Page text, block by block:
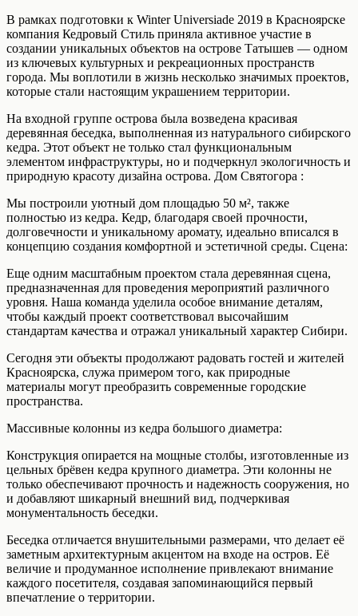
В рамках подготовки к Winter Universiade 2019 в Красноярске
компания Кедровый Стиль приняла активное участие в
создании уникальных объектов на острове Татышев — одном
из ключевых культурных и рекреационных пространств
города. Мы воплотили в жизнь несколько значимых проектов,
которые стали настоящим украшением территории.
На входной группе острова была возведена красивая
деревянная беседка, выполненная из натурального сибирского
кедра. Этот объект не только стал функциональным
элементом инфраструктуры, но и подчеркнул экологичность и
природную красоту дизайна острова. Дом Святогора :
Мы построили уютный дом площадью 50 м², также
полностью из кедра. Кедр, благодаря своей прочности,
долговечности и уникальному аромату, идеально вписался в
концепцию создания комфортной и эстетичной среды. Сцена:
Еще одним масштабным проектом стала деревянная сцена,
предназначенная для проведения мероприятий различного
уровня. Наша команда уделила особое внимание деталям,
чтобы каждый проект соответствовал высочайшим
стандартам качества и отражал уникальный характер Сибири.
Сегодня эти объекты продолжают радовать гостей и жителей
Красноярска, служа примером того, как природные
материалы могут преобразить современные городские
пространства.
Массивные колонны из кедра большого диаметра:
Конструкция опирается на мощные столбы, изготовленные из
цельных брёвен кедра крупного диаметра. Эти колонны не
только обеспечивают прочность и надежность сооружения, но
и добавляют шикарный внешний вид, подчеркивая
монументальность беседки.
Беседка отличается внушительными размерами, что делает её
заметным архитектурным акцентом на входе на остров. Её
величие и продуманное исполнение привлекают внимание
каждого посетителя, создавая запоминающийся первый
впечатление о территории.